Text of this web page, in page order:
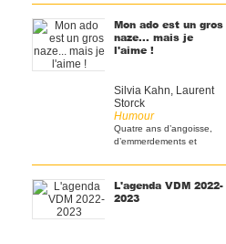
Mon ado est un gros
naze... mais je
l'aime !
Silvia Kahn, Laurent
Storck
Humour
Quatre ans d’angoisse,
d’emmerdements et
parents [...]
L'agenda VDM 2022-
2023